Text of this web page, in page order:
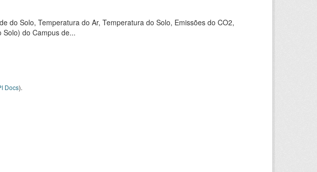
do Solo, Temperatura do Ar, Temperatura do Solo, Emissões do CO2,
Solo) do Campus de...
Docs).